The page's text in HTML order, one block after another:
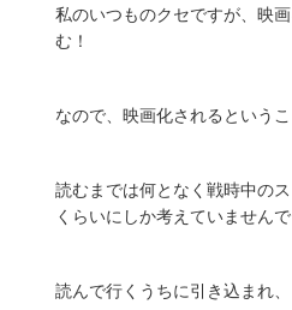
私のいつものクセですが、映
む！
なので、映画化されるという
読むまでは何となく戦時中の
くらいにしか考えていません
読んで行くうちに引き込まれ